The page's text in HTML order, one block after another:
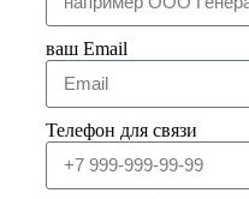
ваш Email
Телефон для связи